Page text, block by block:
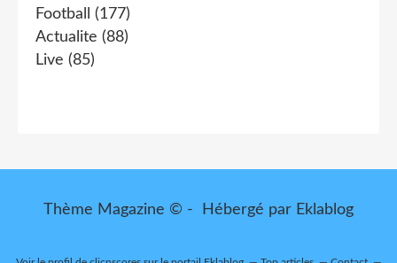
Football
(177)
Actualite (88)
Live (85)
Thème Magazine © - Hébergé par Eklablog